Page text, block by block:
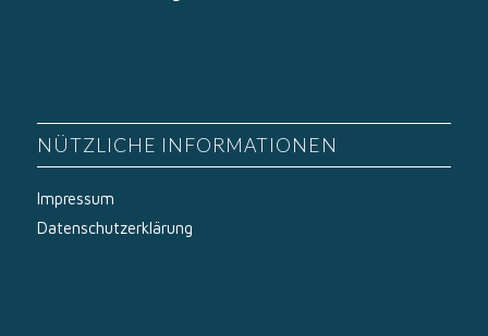
NÜTZLICHE INFORMATIONEN
Impressum
Datenschutzerklärung